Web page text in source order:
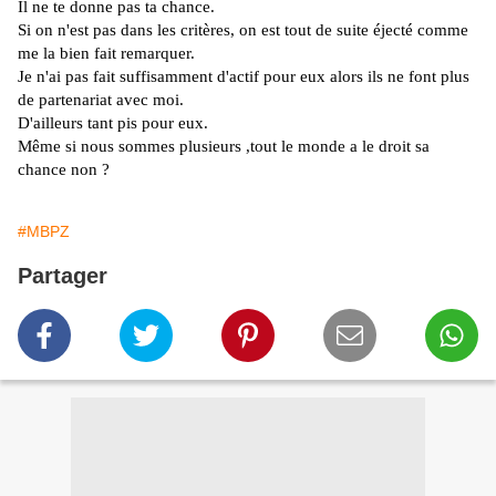
Il ne te donne pas ta chance.
Si on n'est pas dans les critères, on est tout de suite éjecté comme
me la bien fait remarquer.
Je n'ai pas fait suffisamment d'actif pour eux alors ils ne font plus
de partenariat avec moi.
D'ailleurs tant pis pour eux.
Même si nous sommes plusieurs ,tout le monde a le droit sa
chance non ?
#MBPZ
Partager